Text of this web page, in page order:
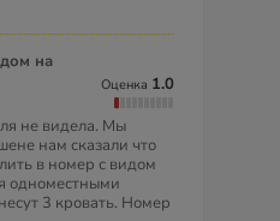
Оценка
1.0
не видела. Мы
нам сказали что
в номер с видом
одноместными
3 кровать. Номер